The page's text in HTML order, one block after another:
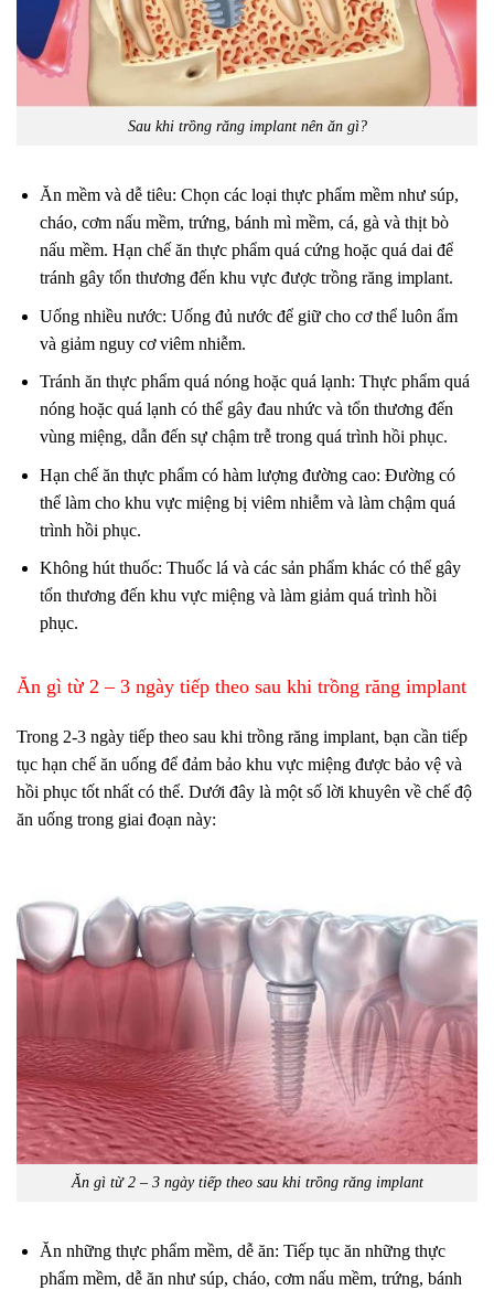
Sau khi trồng răng implant nên ăn gì?
Ăn mềm và dễ tiêu: Chọn các loại thực phẩm mềm như súp,
cháo, cơm nấu mềm, trứng, bánh mì mềm, cá, gà và thịt bò
nấu mềm. Hạn chế ăn thực phẩm quá cứng hoặc quá dai để
tránh gây tổn thương đến khu vực được trồng răng implant.
Uống nhiều nước: Uống đủ nước để giữ cho cơ thể luôn ẩm
và giảm nguy cơ viêm nhiễm.
Tránh ăn thực phẩm quá nóng hoặc quá lạnh: Thực phẩm quá
nóng hoặc quá lạnh có thể gây đau nhức và tổn thương đến
vùng miệng, dẫn đến sự chậm trễ trong quá trình hồi phục.
Hạn chế ăn thực phẩm có hàm lượng đường cao: Đường có
thể làm cho khu vực miệng bị viêm nhiễm và làm chậm quá
trình hồi phục.
Không hút thuốc: Thuốc lá và các sản phẩm khác có thể gây
tổn thương đến khu vực miệng và làm giảm quá trình hồi
phục.
Ăn gì từ 2 – 3 ngày tiếp theo sau khi trồng răng implant
Trong 2-3 ngày tiếp theo sau khi trồng răng implant, bạn cần tiếp
tục hạn chế ăn uống để đảm bảo khu vực miệng được bảo vệ và
hồi phục tốt nhất có thể. Dưới đây là một số lời khuyên về chế độ
ăn uống trong giai đoạn này:
Ăn gì từ 2 – 3 ngày tiếp theo sau khi trồng răng implant
Ăn những thực phẩm mềm, dễ ăn: Tiếp tục ăn những thực
phẩm mềm, dễ ăn như súp, cháo, cơm nấu mềm, trứng, bánh